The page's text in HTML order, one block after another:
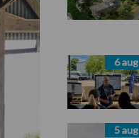
6 aug
5 aug